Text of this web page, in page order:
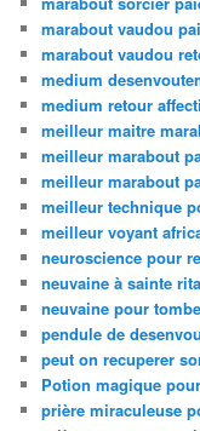
marabout vaudou
marabout vaudou
medium
medium retour
meilleur maitre
meilleur marabout
meilleur marabout
meilleur technique
meilleur voyant
neuroscience pour
neuvaine à sainte
neuvaine pour
pendule de
peut on recuperer
Potion magique
prière miraculeuse